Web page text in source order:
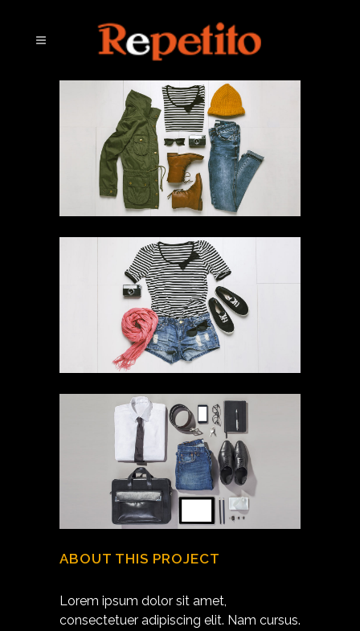
ABOUT THIS PROJECT
Lorem ipsum dolor sit amet,
consectetuer adipiscing elit. Nam cursus.